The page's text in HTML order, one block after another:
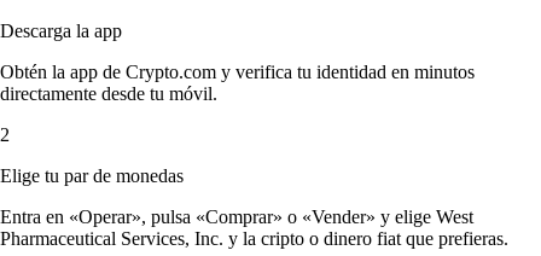
Descarga la app
Obtén la app de Crypto.com y verifica tu identidad en minutos
directamente desde tu móvil.
2
Elige tu par de monedas
Entra en «Operar», pulsa «Comprar» o «Vender» y elige West
Pharmaceutical Services, Inc. y la cripto o dinero fiat que prefieras.